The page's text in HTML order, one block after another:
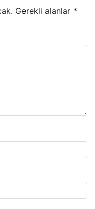
Gerekli alanlar *